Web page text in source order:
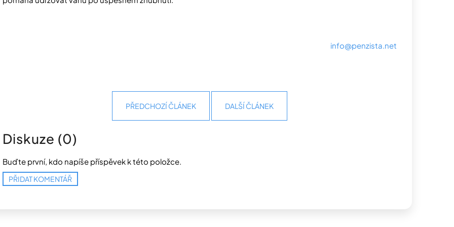
info@penzista.net
PŘEDCHOZÍ ČLÁNEK DALŠÍ ČLÁNEK
Diskuze (0)
Buďte první, kdo napíše příspěvek k této položce.
PŘIDAT KOMENTÁŘ